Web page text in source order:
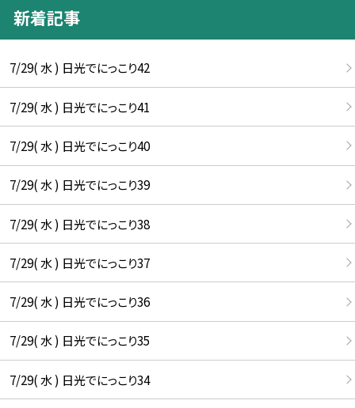
新着記事
7/29( 水 ) 日光でにっこり42
7/29( 水 ) 日光でにっこり41
7/29( 水 ) 日光でにっこり40
7/29( 水 ) 日光でにっこり39
7/29( 水 ) 日光でにっこり38
7/29( 水 ) 日光でにっこり37
7/29( 水 ) 日光でにっこり36
7/29( 水 ) 日光でにっこり35
7/29( 水 ) 日光でにっこり34